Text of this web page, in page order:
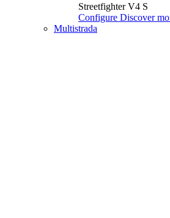
Streetfighter V4 S
Configure Discover
Multistrada